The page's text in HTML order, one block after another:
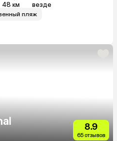
48 км везде
пляж
8.9
65 отзывов